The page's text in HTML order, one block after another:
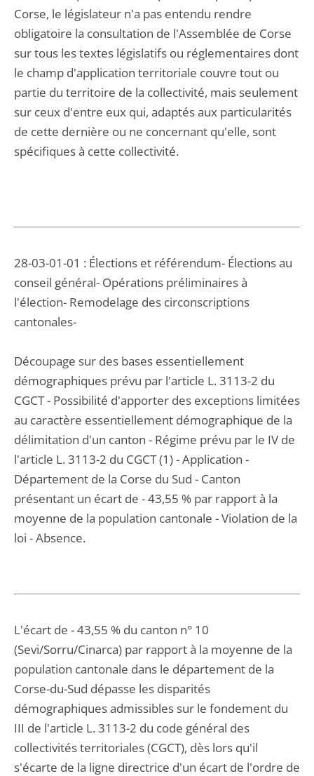
Corse, le législateur n'a pas entendu rendre
obligatoire la consultation de l'Assemblée de Corse
sur tous les textes législatifs ou réglementaires dont
le champ d'application territoriale couvre tout ou
partie du territoire de la collectivité, mais seulement
sur ceux d'entre eux qui, adaptés aux particularités
de cette dernière ou ne concernant qu'elle, sont
spécifiques à cette collectivité.
28-03-01-01 : Élections et référendum- Élections au
conseil général- Opérations préliminaires à
l'élection- Remodelage des circonscriptions
cantonales-
Découpage sur des bases essentiellement
démographiques prévu par l'article L. 3113-2 du
CGCT - Possibilité d'apporter des exceptions limitées
au caractère essentiellement démographique de la
délimitation d'un canton - Régime prévu par le IV de
l'article L. 3113-2 du CGCT (1) - Application -
Département de la Corse du Sud - Canton
présentant un écart de - 43,55 % par rapport à la
moyenne de la population cantonale - Violation de la
loi - Absence.
L'écart de - 43,55 % du canton n° 10
(Sevi/Sorru/Cinarca) par rapport à la moyenne de la
population cantonale dans le département de la
Corse-du-Sud dépasse les disparités
démographiques admissibles sur le fondement du
III de l'article L. 3113-2 du code général des
collectivités territoriales (CGCT), dès lors qu'il
s'écarte de la ligne directrice d'un écart de l'ordre de